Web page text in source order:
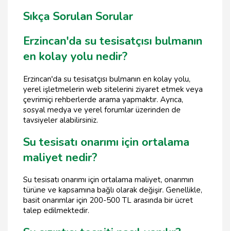
Sıkça Sorulan Sorular
Erzincan'da su tesisatçısı bulmanın
en kolay yolu nedir?
Erzincan'da su tesisatçısı bulmanın en kolay yolu,
yerel işletmelerin web sitelerini ziyaret etmek veya
çevrimiçi rehberlerde arama yapmaktır. Ayrıca,
sosyal medya ve yerel forumlar üzerinden de
tavsiyeler alabilirsiniz.
Su tesisatı onarımı için ortalama
maliyet nedir?
Su tesisatı onarımı için ortalama maliyet, onarımın
türüne ve kapsamına bağlı olarak değişir. Genellikle,
basit onarımlar için 200-500 TL arasında bir ücret
talep edilmektedir.